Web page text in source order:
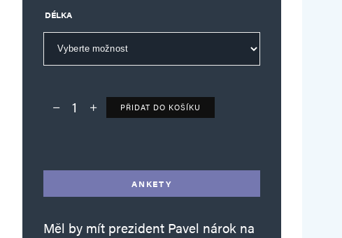
DÉLKA
Deník TO – verze bez reklam množství
PŘIDAT DO KOŠÍKU
ANKETY
Měl by mít prezident Pavel nárok na